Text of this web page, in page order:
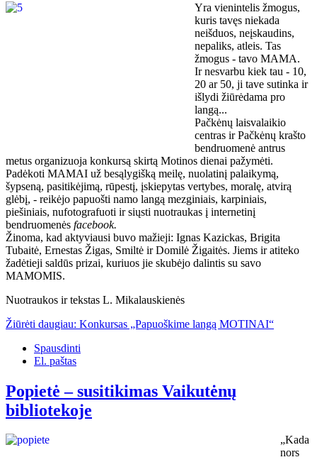
Yra vienintelis žmogus,
kuris tavęs niekada
neišduos, neįskaudins,
nepaliks, atleis. Tas
žmogus - tavo MAMA.
Ir nesvarbu kiek tau - 10,
20 ar 50, ji tave sutinka ir
išlydi žiūrėdama pro
langą...
Pačkėnų laisvalaikio
centras ir Pačkėnų krašto
bendruomenė antrus
metus organizuoja konkursą skirtą Motinos dienai pažymėti.
Padėkoti MAMAI už besąlygišką meilę, nuolatinį palaikymą,
šypseną, pasitikėjimą, rūpestį, įskiepytas vertybes, moralę, atvirą
glėbį, - reikėjo papuošti namo langą mezginiais, karpiniais,
piešiniais, nufotografuoti ir siųsti nuotraukas į internetinį
bendruomenės facebook.
Žinoma, kad aktyviausi buvo mažieji: Ignas Kazickas, Brigita
Tubaitė, Ernestas Žigas, Smiltė ir Domilė Žigaitės. Jiems ir atiteko
žadėtieji saldūs prizai, kuriuos jie skubėjo dalintis su savo
MAMOMIS.
Nuotraukos ir tekstas L. Mikalauskienės
Žiūrėti daugiau: Konkursas „Papuoškime langą MOTINAI“
Spausdinti
El. paštas
Popietė – susitikimas Vaikutėnų
bibliotekoje
„Kada
nors